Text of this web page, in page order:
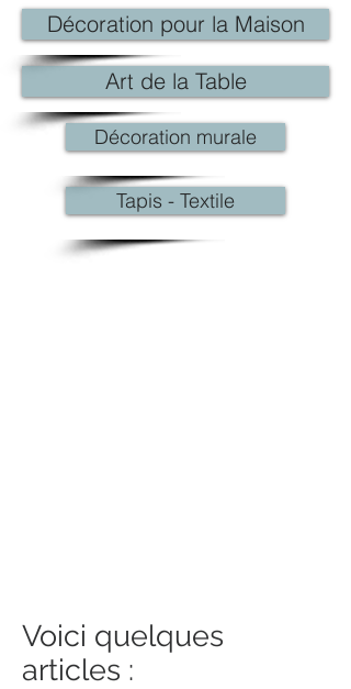
Décoration pour la Maison
Art de la Table
Décoration murale
Tapis - Textile
Voici quelques
articles :